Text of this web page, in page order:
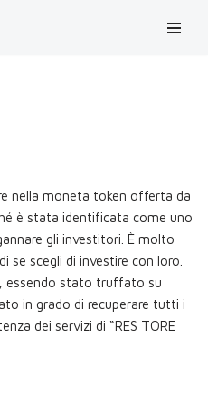
nella moneta token offerta da
è stata identificata come uno
gli investitori. È molto
se scegli di investire con loro.
essendo stato truffato su
in grado di recuperare tutti i
dei servizi di “RES TORE